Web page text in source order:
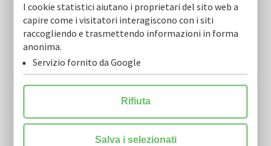
Newsletter
Resta sempre aggiornato sulle nostre novità.
I cookie statistici aiutano i proprietari del sito web a
capire come i visitatori interagiscono con i siti
raccogliendo e trasmettendo informazioni in forma
anonima.
Servizio fornito da Google
Rifiuta
Salva i selezionati